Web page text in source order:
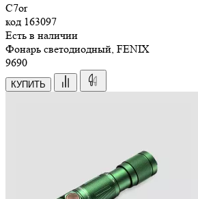
C7or
код 163097
Есть в наличии
Фонарь светодиодный, FENIX
9690
КУПИТЬ